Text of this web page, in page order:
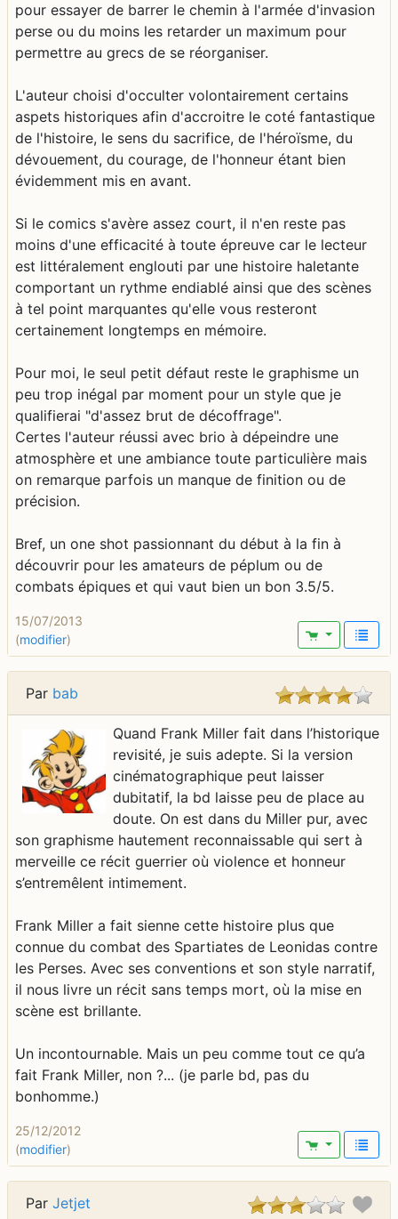
pour essayer de barrer le chemin à l'armée d'invasion
perse ou du moins les retarder un maximum pour
permettre au grecs de se réorganiser.
L'auteur choisi d'occulter volontairement certains
aspets historiques afin d'accroitre le coté fantastique
de l'histoire, le sens du sacrifice, de l'héroïsme, du
dévouement, du courage, de l'honneur étant bien
évidemment mis en avant.
Si le comics s'avère assez court, il n'en reste pas
moins d'une efficacité à toute épreuve car le lecteur
est littéralement englouti par une histoire haletante
comportant un rythme endiablé ainsi que des scènes
à tel point marquantes qu'elle vous resteront
certainement longtemps en mémoire.
Pour moi, le seul petit défaut reste le graphisme un
peu trop inégal par moment pour un style que je
qualifierai "d'assez brut de décoffrage".
Certes l'auteur réussi avec brio à dépeindre une
atmosphère et une ambiance toute particulière mais
on remarque parfois un manque de finition ou de
précision.
Bref, un one shot passionnant du début à la fin à
découvrir pour les amateurs de péplum ou de
combats épiques et qui vaut bien un bon 3.5/5.
15/07/2013
(modifier)
Par bab
Quand Frank Miller fait dans l’historique
revisité, je suis adepte. Si la version
cinématographique peut laisser
dubitatif, la bd laisse peu de place au
doute. On est dans du Miller pur, avec
son graphisme hautement reconnaissable qui sert à
merveille ce récit guerrier où violence et honneur
s’entremêlent intimement.
Frank Miller a fait sienne cette histoire plus que
connue du combat des Spartiates de Leonidas contre
les Perses. Avec ses conventions et son style narratif,
il nous livre un récit sans temps mort, où la mise en
scène est brillante.
Un incontournable. Mais un peu comme tout ce qu’a
fait Frank Miller, non ?... (je parle bd, pas du
bonhomme.)
25/12/2012
(modifier)
Par Jetjet